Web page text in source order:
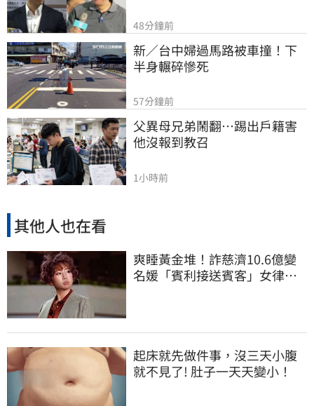
48分鐘前
新／台中婦過馬路被車撞！下
半身輾碎慘死
57分鐘前
父異母兄弟鬧翻…踢出戶籍害
他沒報到教召
1小時前
其他人也在看
爽睡黃金堆！詐慈濟10.6億變
名媛「賓利接送賓客」女律師
起床就先做件事，沒三天小腹
就不見了! 肚子一天天變小！